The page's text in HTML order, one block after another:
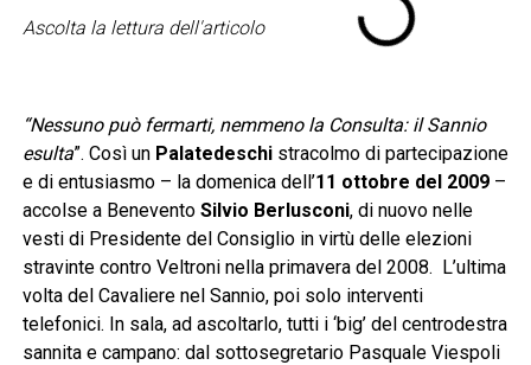
Ascolta la lettura dell'articolo
“Nessuno può fermarti, nemmeno la Consulta: il Sannio
esulta”. Così un Palatedeschistracolmo di partecipazione
e di entusiasmo – la domenica dell’11 ottobre del 2009–
accolse a Benevento Silvio Berlusconi, di nuovo nelle
vesti di Presidente del Consiglio in virtù delle elezioni
stravinte contro Veltroni nella primavera del 2008. L’ultima
volta del Cavaliere nel Sannio, poi solo interventi
telefonici. In sala, ad ascoltarlo, tutti i ‘big’ del centrodestra
sannita e campano: dal sottosegretario Pasquale Viespoli